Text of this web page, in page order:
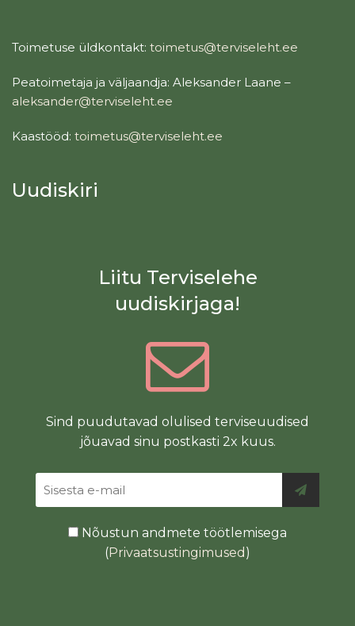
Toimetuse üldkontakt: toimetus@terviseleht.ee
Peatoimetaja ja väljaandja: Aleksander Laane –
aleksander@terviseleht.ee
Kaastööd: toimetus@terviseleht.ee
Uudiskiri
Liitu Terviselehe
uudiskirjaga!
Sind puudutavad olulised terviseuudised
jõuavad sinu postkasti 2x kuus.
Nõustun andmete töötlemisega
(Privaatsustingimused )